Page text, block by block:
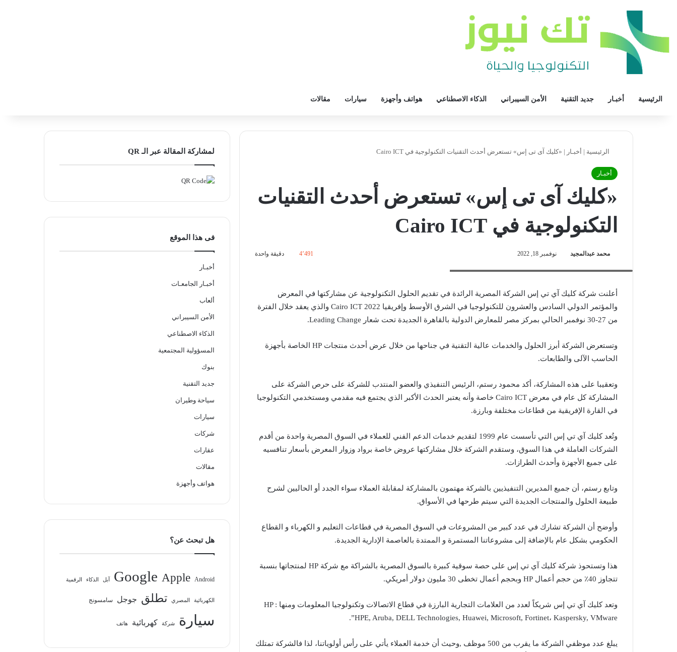
الرئيسية أخبـار جديد التقنية الأمن السيبراني الذكاء الاصطناعي هواتف وأجهزة سيارات مقالات
الرئيسية | أخبـار | «كليك آى تى إس» تستعرض أحدث التقنيات التكنولوجية في Cairo ICT
أخبـار
«كليك آى تى إس» تستعرض أحدث التقنيات
التكنولوجية في Cairo ICT
محمد عبدالمجيد نوفمبر 18, 2022 4٬491 دقيقة واحدة
أعلنت شركة كليك آي تي إس الشركة المصرية الرائدة في تقديم الحلول التكنولوجية عن مشاركتها في المعرض
والمؤتمر الدولي السادس والعشرون للتكنولوجيا في الشرق الأوسط وإفريقيا Cairo ICT 2022 والذي يعقد خلال الفترة
من 27-30 نوفمبر الحالي بمركز مصر للمعارض الدولية بالقاهرة الجديدة تحت شعار Leading Change.
وتستعرض الشركة أبرز الحلول والخدمات عالية التقنية في جناحها من خلال عرض أحدث منتجات HP الخاصة بأجهزة
الحاسب الآلى والطابعات.
وتعقيبا على هذه المشاركة، أكد محمود رستم، الرئيس التنفيذي والعضو المنتدب للشركة على حرص الشركة على
المشاركة كل عام في معرض Cairo ICT خاصة وأنه يعتبر الحدث الأكبر الذي يجتمع فيه مقدمي ومستخدمي التكنولوجيا
في القارة الإفريقية من قطاعات مختلفة وبارزة.
وتُعد كليك آي تي إس التي تأسست عام 1999 لتقديم خدمات الدعم الفني للعملاء في السوق المصرية واحدة من أقدم
الشركات العاملة في هذا السوق، وستقدم الشركة خلال مشاركتها عروض خاصة برواد وزوار المعرض بأسعار تنافسيه
على جميع الأجهزة وأحدث الطرازات.
وتابع رستم، أن جميع المديرين التنفيذيين بالشركة مهتمون بالمشاركة لمقابلة العملاء سواء الجدد أو الحاليين لشرح
طبيعة الحلول والمنتجات الجديدة التي سيتم طرحها في الأسواق.
وأوضح أن الشركة تشارك في عدد كبير من المشروعات في السوق المصرية في قطاعات التعليم و الكهرباء و القطاع
الحكومي بشكل عام بالإضافة إلى مشروعاتنا المستمرة و الممتدة بالعاصمة الإدارية الجديدة.
هذا وتستحوذ شركة كليك آي تي إس على حصة سوقية كبيرة بالسوق المصرية بالشراكة مع شركة HP لمنتجاتها بنسبة
تتجاوز 40٪؜ من حجم أعمال HP وبحجم أعمال تخطى 30 مليون دولار أمريكي.
وتعد كليك آي تي إس شريكاً لعدد من العلامات التجارية البارزة في قطاع الاتصالات وتكنولوجيا المعلومات ومنها : HP
.”HPE, Aruba, DELL Technologies, Huawei, Microsoft, Fortinet، Kaspersky, VMware
يبلغ عدد موظفي الشركة ما يقرب من 500 موظف ,وحيث أن خدمة العملاء يأتي على رأس أولوياتنا، لذا فالشركة تمتلك
لمشاركة المقالة عبر الـ QR
فى هذا الموقع
أخبـار
أخبـار الجامعـات
ألعاب
الأمن السيبراني
الذكاء الاصطناعي
المسؤولية المجتمعية
بنوك
جديد التقنية
سياحة وطيران
سيارات
شركات
عقارات
مقالات
هواتف وأجهزة
هل تبحث عن؟
Android
Apple
Google آبل الذكاء الرقمية
الكهربائية المصري تطلق جوجل سامسونج
سيارة شركة كهربائية هاتف